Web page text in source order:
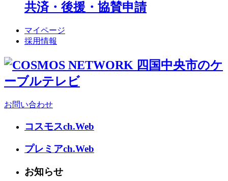
共済・後援・協賛申請
マイページ
採用情報
お問い合わせ
コスモスch.Web
プレミアch.Web
お知らせ